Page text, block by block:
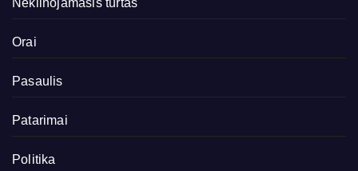
Nekilnojamasis turtas
Orai
Pasaulis
Patarimai
Politika